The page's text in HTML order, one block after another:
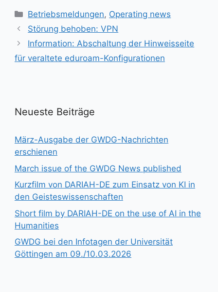
Kategorien
Betriebsmeldungen, Operating news
Störung behoben: VPN
Information: Abschaltung der Hinweisseite
für veraltete eduroam-Konfigurationen
Neueste Beiträge
März-Ausgabe der GWDG-Nachrichten
erschienen
March issue of the GWDG News published
Kurzfilm von DARIAH-DE zum Einsatz von KI in
den Geisteswissenschaften
Short film by DARIAH-DE on the use of AI in the
Humanities
GWDG bei den Infotagen der Universität
Göttingen am 09./10.03.2026